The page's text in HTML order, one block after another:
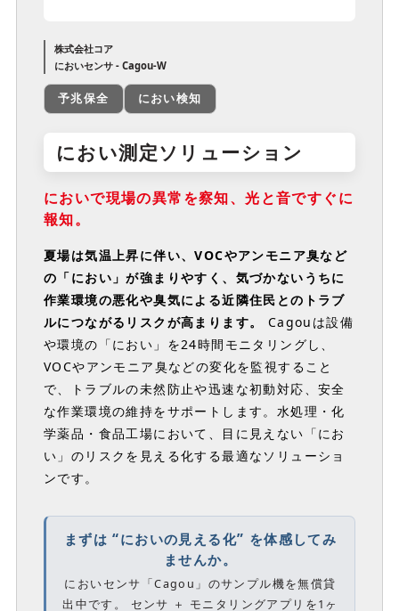
株式会社コア
においセンサ - Cagou-W
予兆保全 におい検知
におい測定ソリューション
においで現場の異常を察知、光と音ですぐに
報知。
夏場は気温上昇に伴い、VOCやアンモニア臭など
の「におい」が強まりやすく、気づかないうちに
作業環境の悪化や臭気による近隣住民とのトラブ
ルにつながるリスクが高まります。
Cagouは設備
や環境の「におい」を24時間モニタリングし、
VOCやアンモニア臭などの変化を監視すること
で、トラブルの未然防止や迅速な初動対応、安全
な作業環境の維持をサポートします。水処理・化
学薬品・食品工場において、目に見えない「にお
い」のリスクを見える化する最適なソリューショ
ンです。
まずは “においの見える化” を体感してみ
ませんか。
においセンサ「Cagou」のサンプル機を無償貸
出中です。 センサ ＋ モニタリングアプリを1ヶ